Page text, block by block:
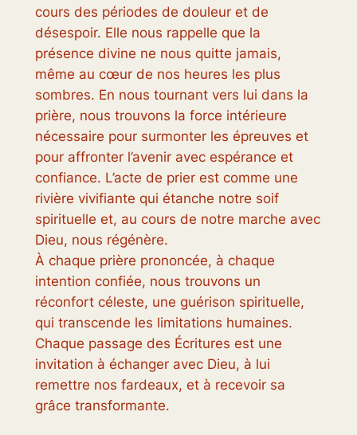
cours des périodes de douleur et de
désespoir. Elle nous rappelle que la
présence divine ne nous quitte jamais,
même au cœur de nos heures les plus
sombres. En nous tournant vers lui dans la
prière, nous trouvons la force intérieure
nécessaire pour surmonter les épreuves et
pour affronter l’avenir avec espérance et
confiance. L’acte de prier est comme une
rivière vivifiante qui étanche notre soif
spirituelle et, au cours de notre marche avec
Dieu, nous régénère.
À chaque prière prononcée, à chaque
intention confiée, nous trouvons un
réconfort céleste, une guérison spirituelle,
qui transcende les limitations humaines.
Chaque passage des Écritures est une
invitation à échanger avec Dieu, à lui
remettre nos fardeaux, et à recevoir sa
grâce transformante.